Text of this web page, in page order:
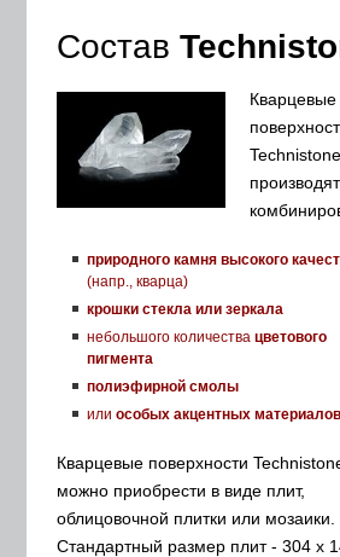
Состав
Кварцевые
Technistone
природного камня высокого
(напр., кварца)
крошки стекла или зеркала
небольшого количества цветового
пигмента
полиэфирной смолы
или особых акцентных материалов
Кварцевые поверхности
можно приобрести в виде плит,
облицовочной плитки или мозаики.
Стандартный размер плит - 304 x